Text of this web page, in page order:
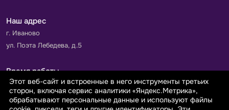
Наш адрес
г. Иваново
ул. Поэта Лебедева, д.5
Время работы
Пн-Пт с 9.00 до 18.00
Сб-Вс: выходной
Этот веб-сайт и встроенные в него инструменты третьих
сторон, включая сервис аналитики «Яндекс.Метрика»,
обрабатывают персональные данные и используют файлы